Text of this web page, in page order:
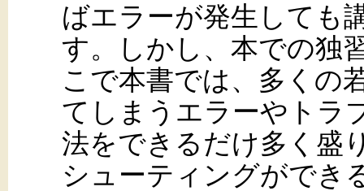
ばエラーが発生しても
す。しかし、本での独
こで本書では、多くの
てしまうエラーやトラ
法をできるだけ多く盛
シューティングができ